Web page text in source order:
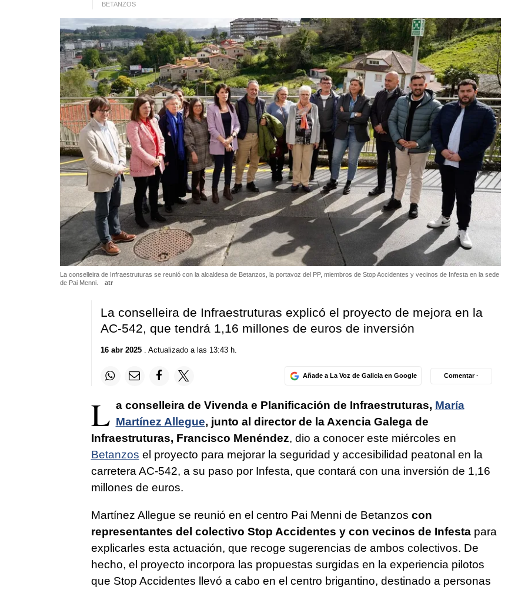
BETANZOS
La conselleira de Infraestruturas se reunió con la alcaldesa de Betanzos, la portavoz del PP, miembros de Stop Accidentes y vecinos de Infesta en la sede
de Pai Menni.
atr
La conselleira de Infraestruturas explicó el proyecto de mejora en la
AC-542, que tendrá 1,16 millones de euros de inversión
16 abr 2025. Actualizado a las 13:43 h.
Añade a La Voz de Galicia en Google Comentar ·
L a conselleira de Vivenda e Planificación de Infraestruturas, María
Martínez Allegue, junto al director de la Axencia Galega de
Infraestruturas, Francisco Menéndez, dio a conocer este miércoles en
Betanzos el proyecto para mejorar la seguridad y accesibilidad peatonal en la
carretera AC-542, a su paso por Infesta, que contará con una inversión de 1,16
millones de euros.
Martínez Allegue se reunió en el centro Pai Menni de Betanzos con
representantes del colectivo Stop Accidentes y con vecinos de Infestapara
explicarles esta actuación, que recoge sugerencias de ambos colectivos. De
hecho, el proyecto incorpora las propuestas surgidas en la experiencia pilotos
que Stop Accidentes llevó a cabo en el centro brigantino, destinado a personas